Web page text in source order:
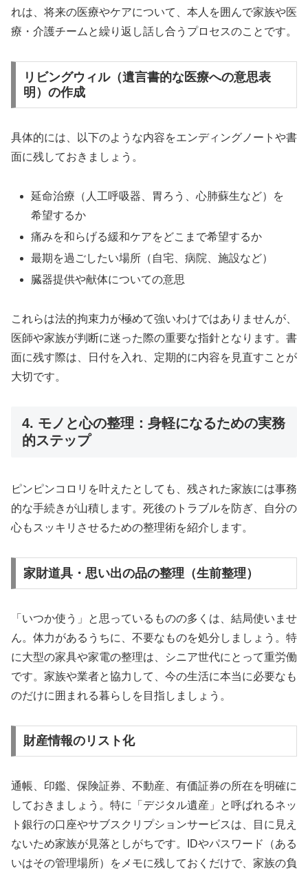
れは、将来の医療やケアについて、本人を囲んで家族や医
療・介護チームと繰り返し話し合うプロセスのことです。
リビングウィル（遺言書的な医療への意思表
明）の作成
具体的には、以下のような内容をエンディングノートや書
面に残しておきましょう。
延命治療（人工呼吸器、胃ろう、心肺蘇生など）を
希望するか
痛みを和らげる緩和ケアをどこまで希望するか
最期を過ごしたい場所（自宅、病院、施設など）
臓器提供や献体についての意思
これらは法的拘束力が極めて強いわけではありませんが、
医師や家族が判断に迷った際の重要な指針となります。書
面に残す際は、日付を入れ、定期的に内容を見直すことが
大切です。
4. モノと心の整理：身軽になるための実務
的ステップ
ピンピンコロリを叶えたとしても、残された家族には事務
的な手続きが山積します。死後のトラブルを防ぎ、自分の
心もスッキリさせるための整理術を紹介します。
家財道具・思い出の品の整理（生前整理）
「いつか使う」と思っているものの多くは、結局使いませ
ん。体力があるうちに、不要なものを処分しましょう。特
に大型の家具や家電の整理は、シニア世代にとって重労働
です。家族や業者と協力して、今の生活に本当に必要なも
のだけに囲まれる暮らしを目指しましょう。
財産情報のリスト化
通帳、印鑑、保険証券、不動産、有価証券の所在を明確に
しておきましょう。特に「デジタル遺産」と呼ばれるネッ
ト銀行の口座やサブスクリプションサービスは、目に見え
ないため家族が見落としがちです。IDやパスワード（ある
いはその管理場所）をメモに残しておくだけで、家族の負